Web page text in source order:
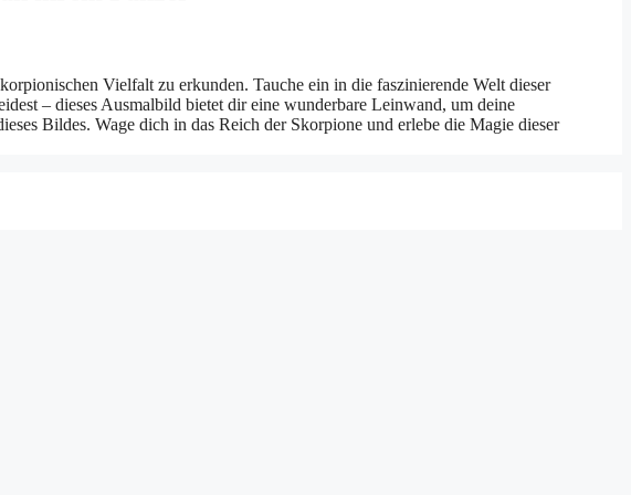
Vielfalt zu erkunden. Tauche ein in die faszinierende Welt dieser
– dieses Ausmalbild bietet dir eine wunderbare Leinwand, um deine
Bildes. Wage dich in das Reich der Skorpione und erlebe die Magie dieser